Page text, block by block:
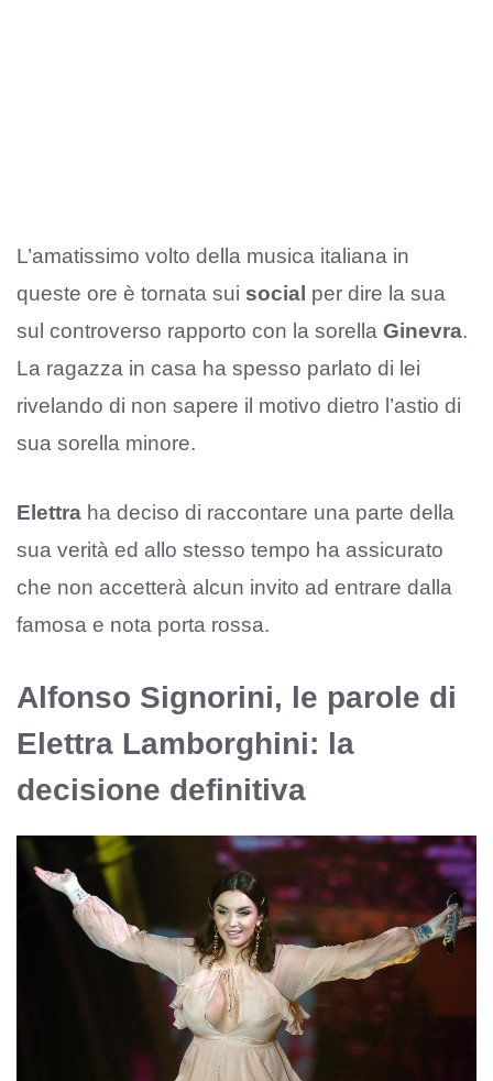
L’amatissimo volto della musica italiana in
queste ore è tornata sui social per dire la sua
sul controverso rapporto con la sorella Ginevra.
La ragazza in casa ha spesso parlato di lei
rivelando di non sapere il motivo dietro l’astio di
sua sorella minore.
Elettra ha deciso di raccontare una parte della
sua verità ed allo stesso tempo ha assicurato
che non accetterà alcun invito ad entrare dalla
famosa e nota porta rossa.
Alfonso Signorini, le parole di
Elettra Lamborghini: la
decisione definitiva